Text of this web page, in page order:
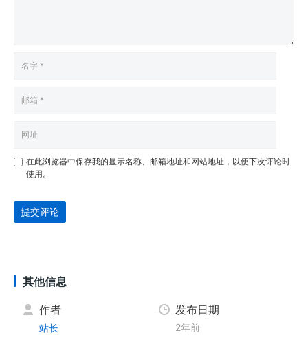
在此浏览器中保存我的显示名称、邮箱地址和网站地址，以便下次评论时
使用。
提交评论
其他信息
作者
站长
发布日期
2年前